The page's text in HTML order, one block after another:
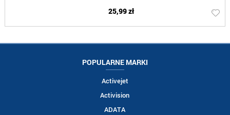
25,99 zł
POPULARNE MARKI
Activejet
Activision
ADATA